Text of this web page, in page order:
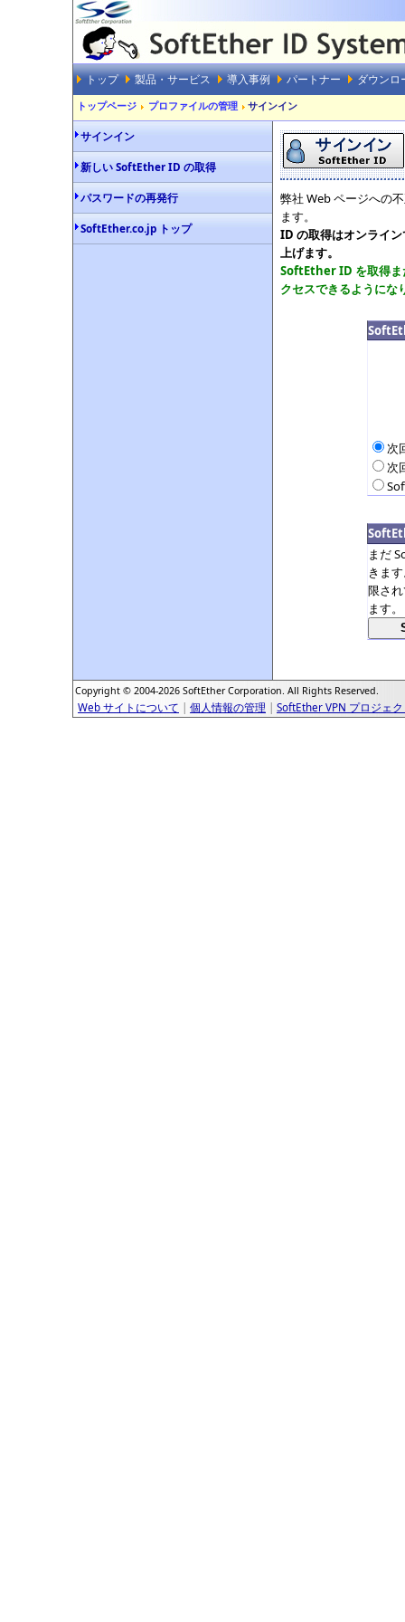
トップ 製品・サービス 導入事例 パートナー ダウンロ
トップページ プロファイルの管理 サインイン
サインイン
新しい SoftEther ID の取得
パスワードの再発行
SoftEther.co.jp トップ
弊社 Web ページへの
ます。
ID の取得はオンライ
上げます。
SoftEther ID を取得ま
クセスできるようにな
次
次
まだ
きま
限さ
ます。
Copyright © 2004-2026 SoftEther Corporation. All Rights Reserved.
Web サイトについて | 個人情報の管理 | SoftEther VPN プロジェ